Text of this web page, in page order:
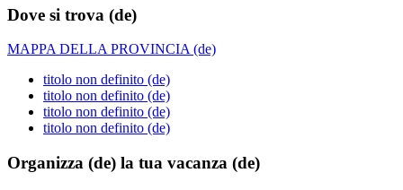
Dove si trova (de)
MAPPA DELLA PROVINCIA (de)
titolo non definito (de)
titolo non definito (de)
titolo non definito (de)
titolo non definito (de)
Organizza (de) la tua vacanza (de)